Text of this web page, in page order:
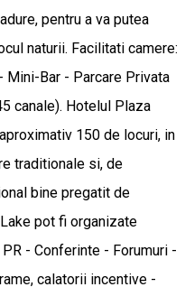
pentru a va putea
naturii. Facilitati camere:
Mini-Bar - Parcare Privata
canale). Hotelul Plaza
150 de locuri, in
traditionale si, de
bine pregatit de
pot fi organizate
- Conferinte - Forumuri -
calatorii incentive -